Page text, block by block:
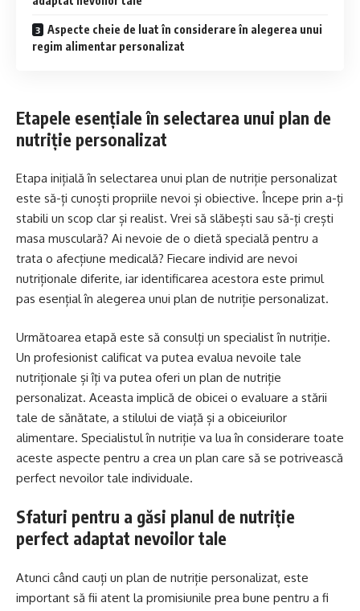
Aspecte cheie de luat în considerare în alegerea unui
regim alimentar personalizat
Etapele esențiale în selectarea unui plan de
nutriție personalizat
Etapa inițială în selectarea unui plan de nutriție personalizat
este să-ți cunoști propriile nevoi și obiective. Începe prin a-ți
stabili un scop clar și realist. Vrei să slăbești sau să-ți crești
masa musculară? Ai nevoie de o dietă specială pentru a
trata o afecțiune medicală? Fiecare individ are nevoi
nutriționale diferite, iar identificarea acestora este primul
pas esențial în alegerea unui plan de nutriție personalizat.
Următoarea etapă este să consulți un specialist în nutriție.
Un profesionist calificat va putea evalua nevoile tale
nutriționale și îți va putea oferi un plan de nutriție
personalizat. Aceasta implică de obicei o evaluare a stării
tale de sănătate, a stilului de viață și a obiceiurilor
alimentare. Specialistul în nutriție va lua în considerare toate
aceste aspecte pentru a crea un plan care să se potrivească
perfect nevoilor tale individuale.
Sfaturi pentru a găsi planul de nutriție
perfect adaptat nevoilor tale
Atunci când cauți un plan de nutriție personalizat, este
important să fii atent la promisiunile prea bune pentru a fi